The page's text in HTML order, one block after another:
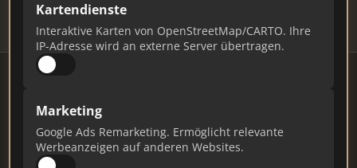
Kartendienste
Interaktive Karten von OpenStreetMap/CARTO. Ihre
IP-Adresse wird an externe Server übertragen.
Marketing
Google Ads Remarketing. Ermöglicht relevante
Werbeanzeigen auf anderen Websites.
Makler Makler-Keywords
Stand: Juli 2026